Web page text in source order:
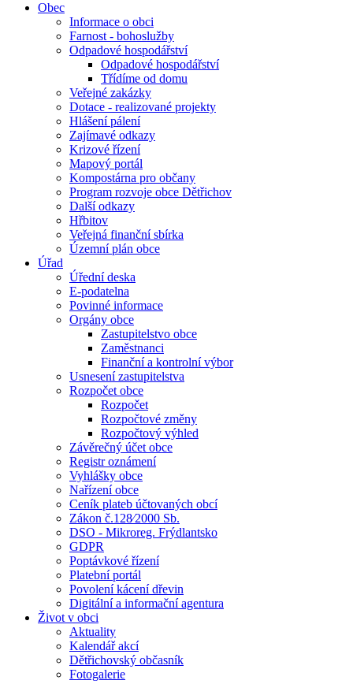
Obec
Informace o obci
Farnost - bohoslužby
Odpadové hospodářství
Odpadové hospodářství
Třídíme od domu
Veřejné zakázky
Dotace - realizované projekty
Hlášení pálení
Zajímavé odkazy
Krizové řízení
Mapový portál
Kompostárna pro občany
Program rozvoje obce Dětřichov
Další odkazy
Hřbitov
Veřejná finanční sbírka
Územní plán obce
Úřad
Úřední deska
E-podatelna
Povinné informace
Orgány obce
Zastupitelstvo obce
Zaměstnanci
Finanční a kontrolní výbor
Usnesení zastupitelstva
Rozpočet obce
Rozpočet
Rozpočtové změny
Rozpočtový výhled
Závěrečný účet obce
Registr oznámení
Vyhlášky obce
Nařízení obce
Ceník plateb účtovaných obcí
Zákon č.128⁄2000 Sb.
DSO - Mikroreg. Frýdlantsko
GDPR
Poptávkové řízení
Platební portál
Povolení kácení dřevin
Digitální a informační agentura
Život v obci
Aktuality
Kalendář akcí
Dětřichovský občasník
Fotogalerie